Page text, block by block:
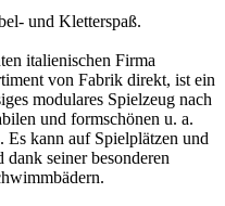
und Kletterspaß.
italienischen Firma
von Fabrik direkt, ist ein
modulares Spielzeug nach
und formschönen u. a.
kann auf Spielplätzen und
seiner besonderen